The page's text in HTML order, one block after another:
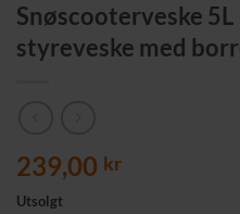
Snøscooterveske
styreveske med
239,00 kr
Utsolgt